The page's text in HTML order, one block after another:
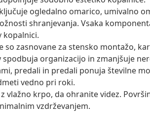
ogledalno omarico, umivalno
shranjevanja. Vsaka
kopalnici.
so zasnovane za stensko montažo,
organizacijo in zmanjšuje
predali in predali ponuja številne
vedno pri roki.
vlažno krpo, da ohranite videz.
vzdrževanjem.